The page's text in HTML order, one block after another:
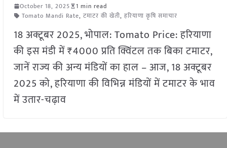
October 18, 2025
1 min read
Tomato Mandi Rate, टमाटर की खेती, हरियाणा कृषि समाचार
18 अक्टूबर 2025, भोपाल: Tomato Price: हरियाणा
की इस मंडी में ₹4000 प्रति क्विंटल तक बिका टमाटर,
जानें राज्य की अन्य मंडियों का हाल – आज, 18 अक्टूबर
2025 को, हरियाणा की विभिन्न मंडियों में टमाटर के भाव
में उतार-चढ़ाव